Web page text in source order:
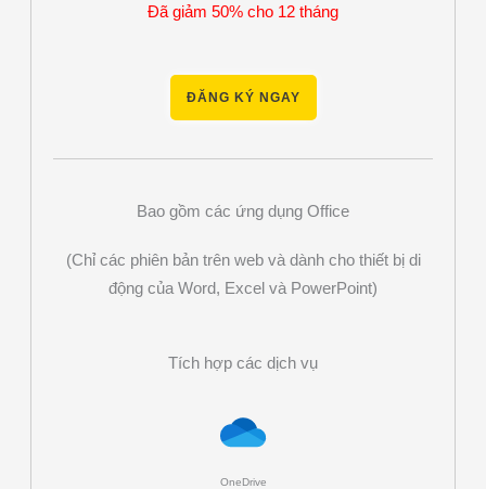
Đã giảm 50% cho 12 tháng
ĐĂNG KÝ NGAY
Bao gồm các ứng dụng Office
(Chỉ các phiên bản trên web và dành cho thiết bị di
động của Word, Excel và PowerPoint)
Tích hợp các dịch vụ
OneDrive